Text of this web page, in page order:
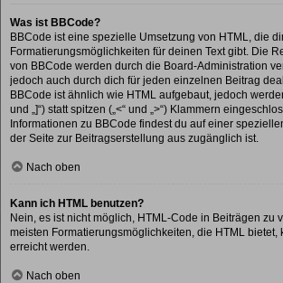
Was ist BBCode?
BBCode ist eine spezielle Umsetzung von HTML, die
Formatierungsmöglichkeiten für deinen Text gibt. Die
von BBCode werden durch die Board-Administration
jedoch auch durch dich für jeden einzelnen Beitrag
BBCode ist ähnlich wie HTML aufgebaut, jedoch
und „]“) statt spitzen („<“ und „>“) Klammern
Informationen zu BBCode findest du auf einer
der Seite zur Beitragserstellung aus zugänglich ist.
Nach oben
Kann ich HTML benutzen?
Nein, es ist nicht möglich, HTML-Code in Beiträgen zu
meisten Formatierungsmöglichkeiten, die HTML bietet,
erreicht werden.
Nach oben